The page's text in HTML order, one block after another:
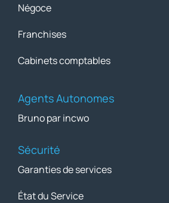
Négoce
Franchises
Cabinets comptables
Agents Autonomes
Bruno par incwo
Sécurité
Garanties de services
État du Service